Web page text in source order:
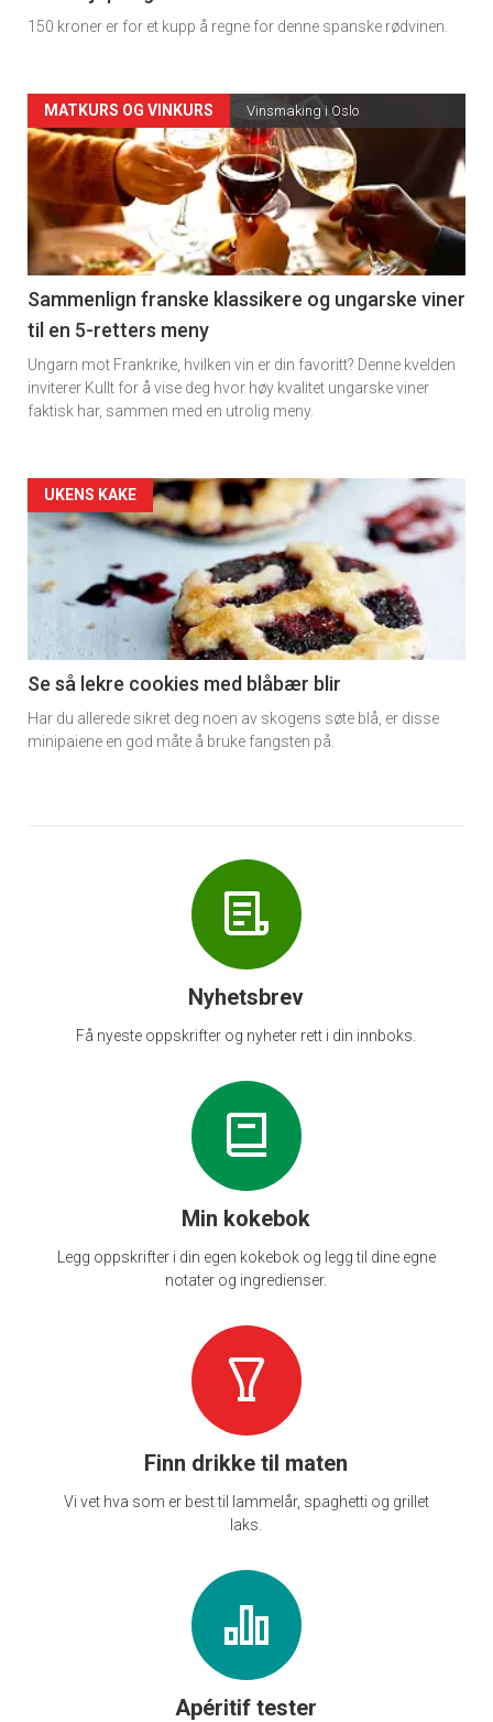
150 kroner er for et kupp å regne for denne spanske rødvinen.
Forsiden
akkurat
nå
-
5
MATKURS OG VINKURS Vinsmaking i Oslo
Sammenlign franske klassikere og ungarske viner
til en 5-retters meny
Ungarn mot Frankrike, hvilken vin er din favoritt? Denne kvelden
inviterer Kullt for å vise deg hvor høy kvalitet ungarske viner
faktisk har, sammen med en utrolig meny.
Forsiden
akkurat
nå
6
UKENS KAKE
Se så lekre cookies med blåbær blir
Har du allerede sikret deg noen av skogens søte blå, er disse
minipaiene en god måte å bruke fangsten på.
Nyhetsbrev
Få nyeste oppskrifter og nyheter rett i din innboks.
Min kokebok
Legg oppskrifter i din egen kokebok og legg til dine egne
notater og ingredienser.
Finn drikke til maten
Vi vet hva som er best til lammelår, spaghetti og grillet
laks.
Apéritif tester